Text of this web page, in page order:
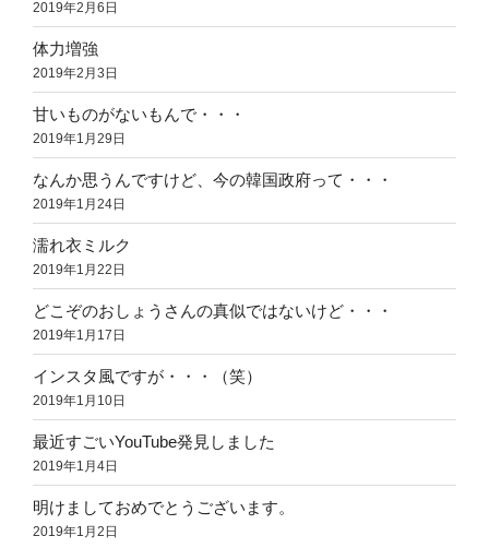
2019年2月6日
体力増強
2019年2月3日
甘いものがないもんで・・・
2019年1月29日
なんか思うんですけど、今の韓国政府って・・・
2019年1月24日
濡れ衣ミルク
2019年1月22日
どこぞのおしょうさんの真似ではないけど・・・
2019年1月17日
インスタ風ですが・・・（笑）
2019年1月10日
最近すごいYouTube発見しました
2019年1月4日
明けましておめでとうございます。
2019年1月2日